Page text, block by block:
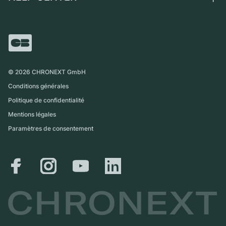
International
Magazine
Retrait sur place
© 2026 CHRONEXT GmbH
Conditions générales
Politique de confidentialité
Mentions légales
Paramètres de consentement